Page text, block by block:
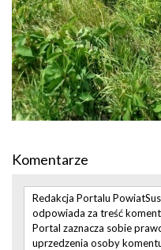
Komentarze
Redakcja Portalu
odpowiada za treść
Portal zaznacza sobie
uprzedzenia osoby